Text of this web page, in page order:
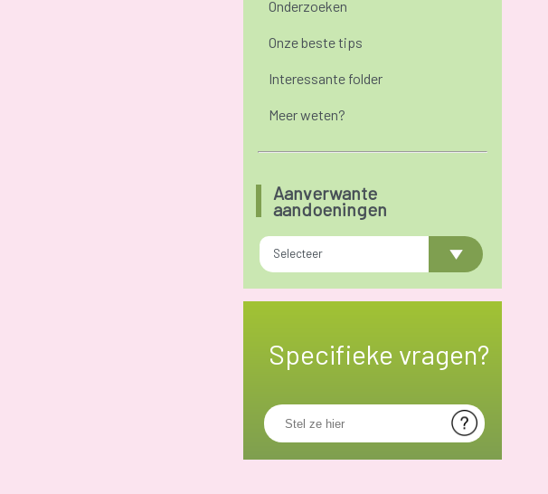
Onderzoeken
Onze beste tips
Interessante folder
Meer weten?
Aanverwante
aandoeningen
Selecteer
Specifieke vragen?